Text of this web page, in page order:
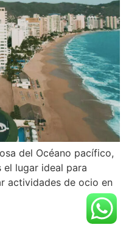
del Océano pacífico,
el lugar ideal para
actividades de ocio en